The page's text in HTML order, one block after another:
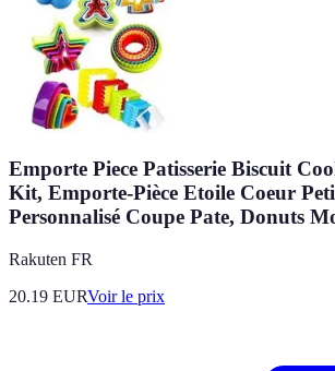
Emporte Piece Patisserie Biscuit
Kit, Emporte-Pièce Etoile Coeur
Personnalisé Coupe Pate, Donuts
Rakuten FR
20.19 EURVoir le prix